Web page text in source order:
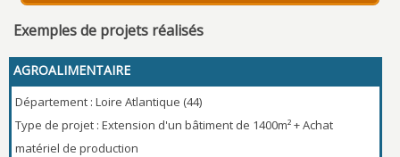
Exemples de projets réalisés
AGROALIMENTAIRE
Département : Loire Atlantique (44)
Type de projet : Extension d'un bâtiment de 1400m² + Achat
matériel de production